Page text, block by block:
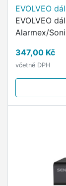
EVOLVEO
EVOLVEO
Alarmex/
347,00 Kč
včetně DPH